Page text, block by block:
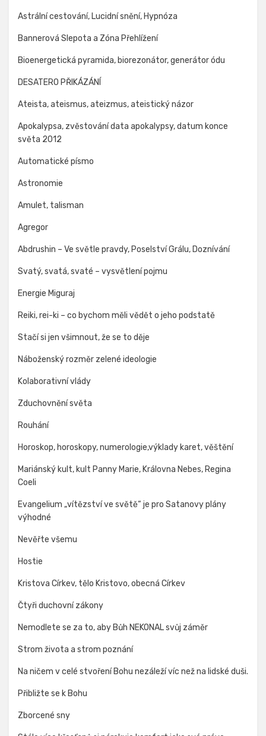
Astrální cestování, Lucidní snění, Hypnóza
Bannerová Slepota a Zóna Přehlížení
Bioenergetická pyramida, biorezonátor, generátor ódu
DESATERO PŘIKÁZÁNÍ
Ateista, ateismus, ateizmus, ateistický názor
Apokalypsa, zvěstování data apokalypsy, datum konce
světa 2012
Automatické písmo
Astronomie
Amulet, talisman
Agregor
Abdrushin – Ve světle pravdy, Poselství Grálu, Doznívání
Svatý, svatá, svaté – vysvětlení pojmu
Energie Miguraj
Reiki, rei-ki – co bychom měli vědět o jeho podstatě
Stačí si jen všimnout, že se to děje
Náboženský rozměr zelené ideologie
Kolaborativní vlády
Zduchovnění světa
Rouhání
Horoskop, horoskopy, numerologie,výklady karet, věštění
Mariánský kult, kult Panny Marie, Královna Nebes, Regina
Coeli
Evangelium „vítězství ve světě“ je pro Satanovy plány
výhodné
Nevěřte všemu
Hostie
Kristova Církev, tělo Kristovo, obecná Církev
Čtyři duchovní zákony
Nemodlete se za to, aby Bůh NEKONAL svůj záměr
Strom života a strom poznání
Na ničem v celé stvoření Bohu nezáleží víc než na lidské duši.
Přibližte se k Bohu
Zborcené sny